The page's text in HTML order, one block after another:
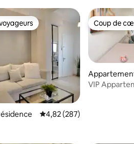
les plus appréciés
Évaluation moyenne sur la
4,82 (287)
Coup de
Coup de
VIP